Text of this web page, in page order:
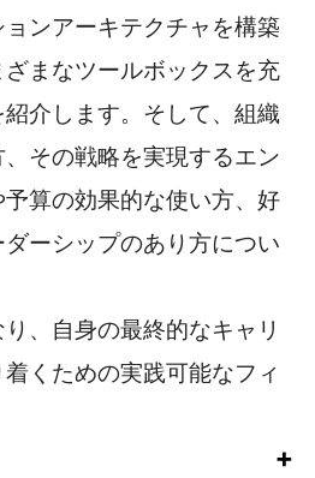
ンアーキテクチャを構築
まなツールボックスを充
介します。そして、組織
その戦略を実現するエン
算の効果的な使い方、好
ーシップのあり方につい
、自身の最終的なキャリ
くための実践可能なフィ